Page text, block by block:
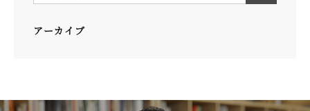
アーカイブ